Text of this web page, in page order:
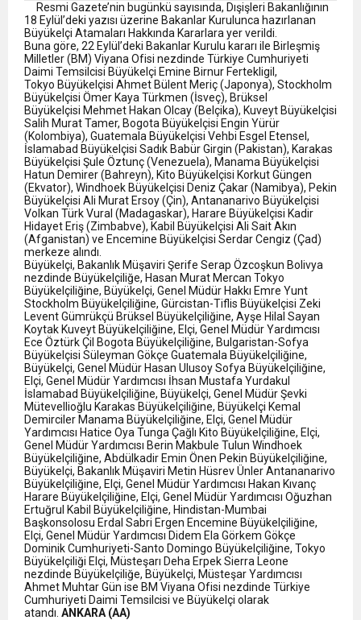
Resmi Gazete’nin bugünkü sayısında, Dışişleri Bakanlığının
18 Eylül’deki yazısı üzerine Bakanlar Kurulunca hazırlanan
Büyükelçi Atamaları Hakkında Kararlara yer verildi.
Buna göre, 22 Eylül’deki Bakanlar Kurulu kararı ile Birleşmiş
Milletler (BM) Viyana Ofisi nezdinde Türkiye Cumhuriyeti
Daimi Temsilcisi Büyükelçi Emine Birnur Fertekligil,
Tokyo Büyükelçisi Ahmet Bülent Meriç (Japonya), Stockholm
Büyükelçisi Ömer Kaya Türkmen (İsveç), Brüksel
Büyükelçisi Mehmet Hakan Olcay (Belçika), Kuveyt Büyükelçisi
Salih Murat Tamer, Bogota Büyükelçisi Engin Yürür
(Kolombiya), Guatemala Büyükelçisi Vehbi Esgel Etensel,
İslamabad Büyükelçisi Sadık Babür Girgin (Pakistan), Karakas
Büyükelçisi Şule Öztunç (Venezuela), Manama Büyükelçisi
Hatun Demirer (Bahreyn), Kito Büyükelçisi Korkut Güngen
(Ekvator), Windhoek Büyükelçisi Deniz Çakar (Namibya), Pekin
Büyükelçisi Ali Murat Ersoy (Çin), Antananarivo Büyükelçisi
Volkan Türk Vural (Madagaskar), Harare Büyükelçisi Kadir
Hidayet Eriş (Zimbabve), Kabil Büyükelçisi Ali Sait Akın
(Afganistan) ve Encemine Büyükelçisi Serdar Cengiz (Çad)
merkeze alındı.
Büyükelçi, Bakanlık Müşaviri Şerife Serap Özcoşkun Bolivya
nezdinde Büyükelçiliğe, Hasan Murat Mercan Tokyo
Büyükelçiliğine, Büyükelçi, Genel Müdür Hakkı Emre Yunt
Stockholm Büyükelçiliğine, Gürcistan-Tiflis Büyükelçisi Zeki
Levent Gümrükçü Brüksel Büyükelçiliğine, Ayşe Hilal Sayan
Koytak Kuveyt Büyükelçiliğine, Elçi, Genel Müdür Yardımcısı
Ece Öztürk Çil Bogota Büyükelçiliğine, Bulgaristan-Sofya
Büyükelçisi Süleyman Gökçe Guatemala Büyükelçiliğine,
Büyükelçi, Genel Müdür Hasan Ulusoy Sofya Büyükelçiliğine,
Elçi, Genel Müdür Yardımcısı İhsan Mustafa Yurdakul
İslamabad Büyükelçiliğine, Büyükelçi, Genel Müdür Şevki
Mütevellioğlu Karakas Büyükelçiliğine, Büyükelçi Kemal
Demirciler Manama Büyükelçiliğine, Elçi, Genel Müdür
Yardımcısı Hatice Oya Tunga Çağlı Kito Büyükelçiliğine, Elçi,
Genel Müdür Yardımcısı Berin Makbule Tulun Windhoek
Büyükelçiliğine, Abdülkadir Emin Önen Pekin Büyükelçiliğine,
Büyükelçi, Bakanlık Müşaviri Metin Hüsrev Ünler Antananarivo
Büyükelçiliğine, Elçi, Genel Müdür Yardımcısı Hakan Kıvanç
Harare Büyükelçiliğine, Elçi, Genel Müdür Yardımcısı Oğuzhan
Ertuğrul Kabil Büyükelçiliğine, Hindistan-Mumbai
Başkonsolosu Erdal Sabri Ergen Encemine Büyükelçiliğine,
Elçi, Genel Müdür Yardımcısı Didem Ela Görkem Gökçe
Dominik Cumhuriyeti-Santo Domingo Büyükelçiliğine, Tokyo
Büyükelçiliği Elçi, Müsteşarı Deha Erpek Sierra Leone
nezdinde Büyükelçiliğe, Büyükelçi, Müsteşar Yardımcısı
Ahmet Muhtar Gün ise BM Viyana Ofisi nezdinde Türkiye
Cumhuriyeti Daimi Temsilcisi ve Büyükelçi olarak
atandı. ANKARA (AA)